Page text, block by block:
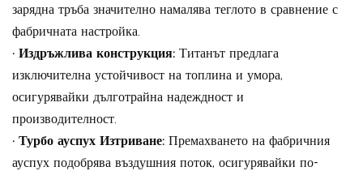
зарядна тръба значително намалява теглото в сравнение с
фабричната настройка.
· Издръжлива конструкция: Титанът предлага
изключителна устойчивост на топлина и умора,
осигурявайки дълготрайна надеждност и
производителност.
· Турбо ауспух Изтриване: Премахването на фабричния
ауспух подобрява въздушния поток, осигурявайки по-